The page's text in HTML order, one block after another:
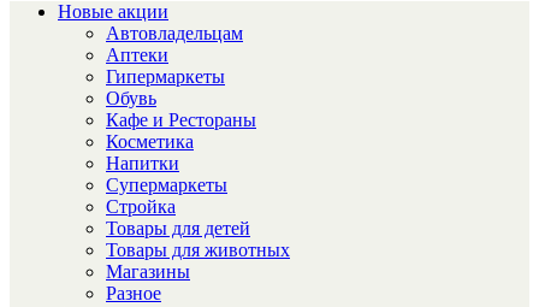
Новые акции
Автовладельцам
Аптеки
Гипермаркеты
Обувь
Кафе и Рестораны
Косметика
Напитки
Супермаркеты
Стройка
Товары для детей
Товары для животных
Магазины
Разное